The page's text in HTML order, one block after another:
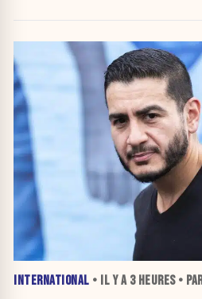
INTERNATIONAL • IL Y A 3 HEURES•